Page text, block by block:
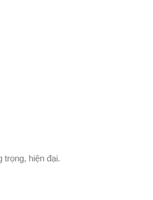
hiện đại.